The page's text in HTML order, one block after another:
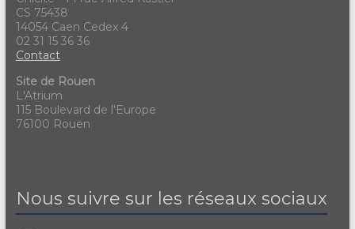
CS 75438
14054 Caen Cedex 4
02 31 15 36 36
Contact
Site de Rouen
L'Atrium
115 Boulevard de l'Europe
76100 Rouen
Nous suivre sur les réseaux sociaux